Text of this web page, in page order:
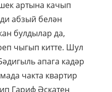
артына качып
абзый белән
булдылар да,
чыгып китте. Шул
апага кадәр
чакта квартир
Гариф Әскатен